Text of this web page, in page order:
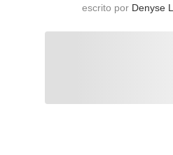
escrito por Denyse